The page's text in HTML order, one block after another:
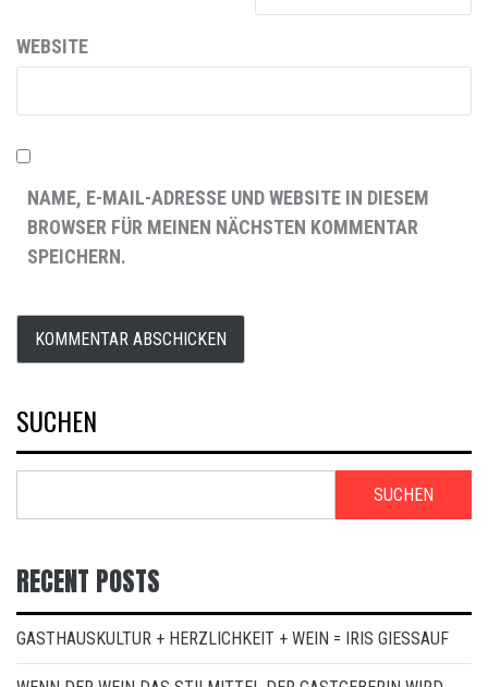
WEBSITE
NAME, E-MAIL-ADRESSE UND WEBSITE IN DIESEM
BROWSER FÜR MEINEN NÄCHSTEN KOMMENTAR
SPEICHERN.
SUCHEN
SUCHEN
RECENT POSTS
GASTHAUSKULTUR + HERZLICHKEIT + WEIN = IRIS GIESSAUF